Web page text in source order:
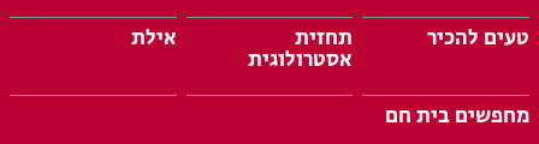
טעים להכיר
תחזית
אסטרולוגית
אילת
מחפשים בית חם